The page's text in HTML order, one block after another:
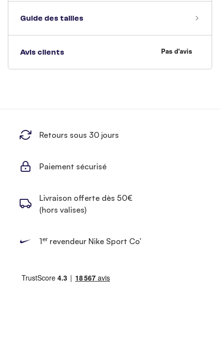
Guide des tailles
Avis clients
Retours sous 30 jours
Paiement sécurisé
Livraison offerte dès 50€
(hors valises)
1errevendeur Nike Sport Co’